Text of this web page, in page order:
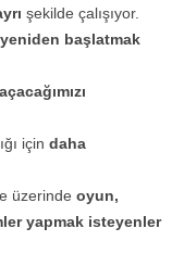
şekilde çalışıyor.
başlatmak
için daha
üzerinde oyun,
yapmak isteyenler